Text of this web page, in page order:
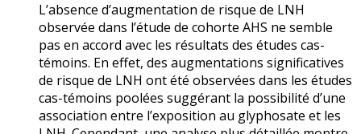
L’absence d’augmentation de risque de LNH
observée dans l’étude de cohorte AHS ne semble
pas en accord avec les résultats des études cas-
témoins. En effet, des augmentations significatives
de risque de LNH ont été observées dans les études
cas-témoins poolées suggérant la possibilité d’une
association entre l’exposition au glyphosate et les